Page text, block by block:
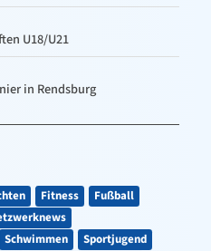
U18/U21
in Rendsburg
Fitness
Fußball
Schwimmen
Sportjugend